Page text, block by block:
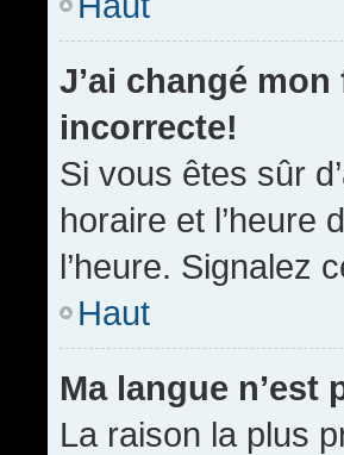
J’ai changé
incorrecte!
Si vous êtes sûr
horaire et l’heure
l’heure. Signalez
Haut
Ma langue n’est
La raison la plus